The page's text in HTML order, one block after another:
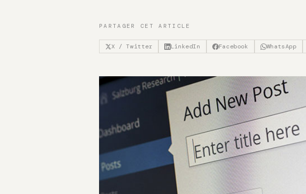
PARTAGER CET ARTICLE
X / Twitter LinkedIn Facebook WhatsApp